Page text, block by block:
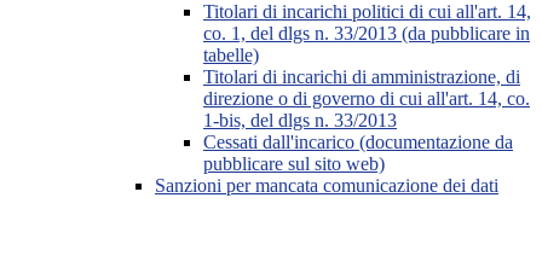
Titolari di incarichi politici di cui all'art. 14,
co. 1, del dlgs n. 33/2013 (da pubblicare in
tabelle)
Titolari di incarichi di amministrazione, di
direzione o di governo di cui all'art. 14, co.
1-bis, del dlgs n. 33/2013
Cessati dall'incarico (documentazione da
pubblicare sul sito web)
Sanzioni per mancata comunicazione dei dati